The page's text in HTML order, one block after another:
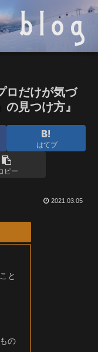
ロだけが気づ
見つけ方』
はてブ
ピー
2021.03.05
と
の